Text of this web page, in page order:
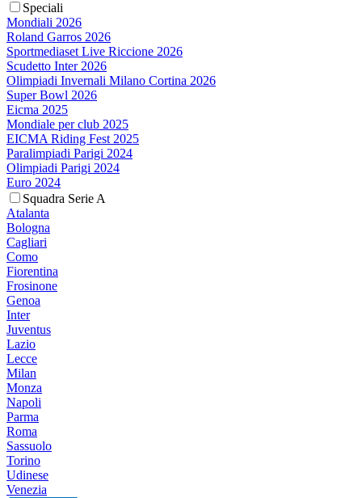
Speciali
Mondiali 2026
Roland Garros 2026
Sportmediaset Live Riccione 2026
Scudetto Inter 2026
Olimpiadi Invernali Milano Cortina 2026
Super Bowl 2026
Eicma 2025
Mondiale per club 2025
EICMA Riding Fest 2025
Paralimpiadi Parigi 2024
Olimpiadi Parigi 2024
Euro 2024
Squadra Serie A
Atalanta
Bologna
Cagliari
Como
Fiorentina
Frosinone
Genoa
Inter
Juventus
Lazio
Lecce
Milan
Monza
Napoli
Parma
Roma
Sassuolo
Torino
Udinese
Venezia